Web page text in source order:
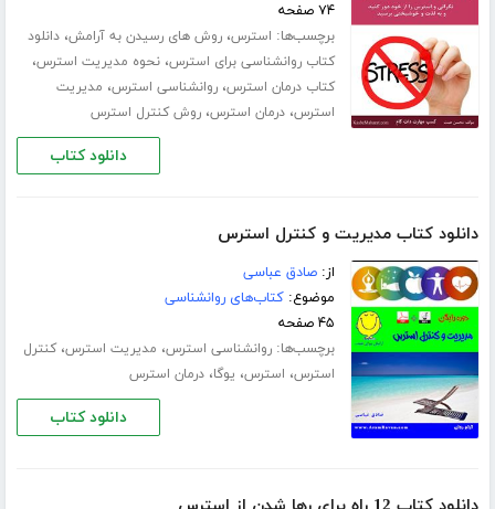
۷۴ صفحه
برچسب‌ها: استرس،روش های رسیدن به آرامش،دانلود
کتاب روانشناسی برای استرس،نحوه مدیریت استرس،
کتاب درمان استرس،روانشناسی استرس، مدیریت
استرس،درمان استرس،روش کنترل استرس
دانلود کتاب
دانلود کتاب مدیریت و کنترل استرس
از:صادق عباسی
موضوع:کتاب‌های روانشناسی
۴۵ صفحه
برچسب‌ها:روانشناسی استرس، مدیریت استرس،کنترل
استرس، استرس، یوگا،درمان استرس
دانلود کتاب